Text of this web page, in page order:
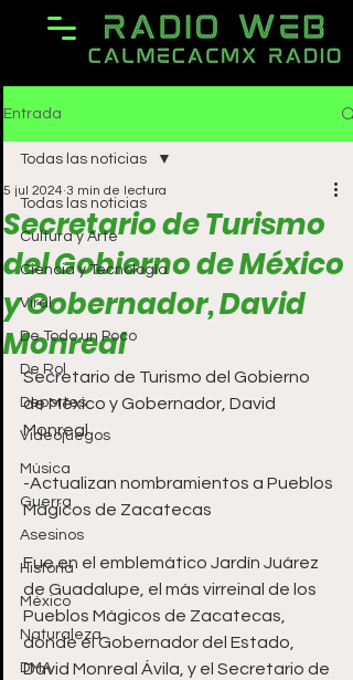
Entrada
Todas las noticias
Cultura y Arte
Ciencia y Tecnología
Viral
De Todo un Poco
De Rol
Deportes
Videojuegos
Música
Guerra
Asesinos
Historia
México
Naturaleza
DMA
Todas las noticias
Secretario de Turismo
del Gobierno de México
y Gobernador, David
Monreal
5 jul 2024 3 min de lectura
Secretario de Turismo del Gobierno
de México y Gobernador, David
Monreal
-Actualizan nombramientos a Pueblos
Mágicos de Zacatecas
Fue en el emblemático Jardín Juárez
de Guadalupe, el más virreinal de los
Pueblos Mágicos de Zacatecas,
donde el Gobernador del Estado,
David Monreal Ávila, y el Secretario de